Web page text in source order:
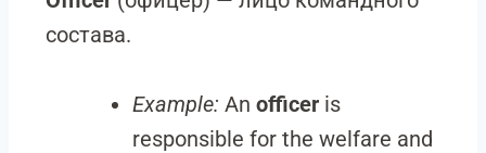
состава.
Example: An officer is
responsible for the welfare and